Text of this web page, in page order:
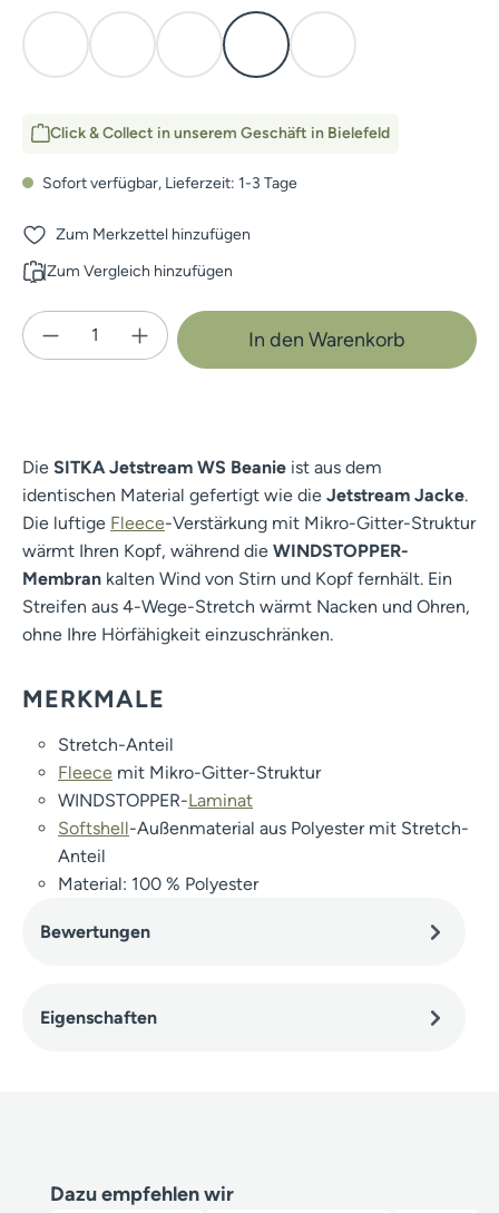
Blaze Orange
Coyote Subalpine Waterfowl MarshWaterfowl Timber
Click & Collect in unserem Geschäft in Bielefeld
Sofort verfügbar, Lieferzeit: 1-3 Tage
Zum Merkzettel hinzufügen
Zum Vergleich hinzufügen
Produkt Anzahl: Gib den gewünschten
In den Warenkorb
Die SITKA Jetstream WS Beanie ist aus dem
identischen Material gefertigt wie die Jetstream Jacke.
Die luftige Fleece-Verstärkung mit Mikro-Gitter-Struktur
wärmt Ihren Kopf, während die WINDSTOPPER-
Membran kalten Wind von Stirn und Kopf fernhält. Ein
Streifen aus 4-Wege-Stretch wärmt Nacken und Ohren,
ohne Ihre Hörfähigkeit einzuschränken.
MERKMALE
Stretch-Anteil
Fleece mit Mikro-Gitter-Struktur
WINDSTOPPER-Laminat
Softshell-Außenmaterial aus Polyester mit Stretch-
Anteil
Material: 100 % Polyester
Bewertungen
Eigenschaften
Produktgalerie überspringen
Dazu empfehlen wir